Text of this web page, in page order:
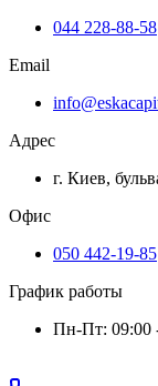
044 228-88-58
Email
Адрес
г. Киев,
Офис
050 442-19-85
График работы
Пн-Пт: 09:00